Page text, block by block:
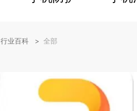
行业百科 > 全部